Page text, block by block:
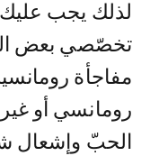
لذلك يجب عليك
تخصّصي بعض
مفاجأة
رومانسي أو
الحبّ وإشعال